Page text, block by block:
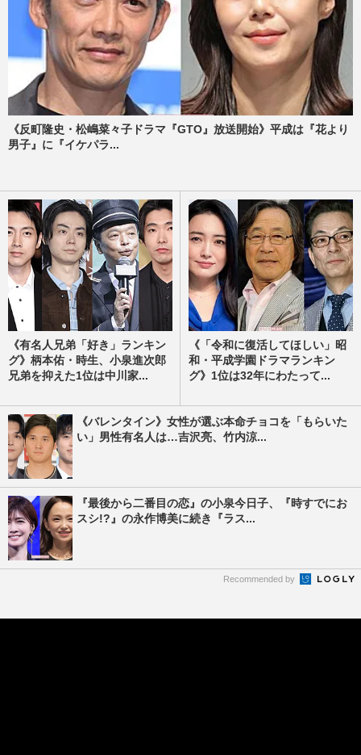
《反町隆史・松嶋菜々子ドラマ『GTO』放送開始》平成は『花より
男子』に『イケパラ...
《有名人兄弟「好き」ランキン
グ》柄本佑・時生、小泉進次郎
兄弟を抑えた1位は中川家...
《「令和に復活してほしい」昭
和・平成学園ドラマランキン
グ》1位は32年にわたって...
《バレンタイン》女性が選ぶ本命チョコを「もらいた
い」男性有名人は…吉沢亮、竹内涼...
『最後から二番目の恋』の小泉今日子、『時すでにお
スシ!?』の永作博美に続き『ラス...
Recommended by